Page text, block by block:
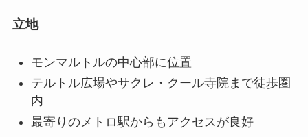
立地
モンマルトルの中心部に位置
テルトル広場やサクレ・クール寺院まで徒歩圏
内
最寄りのメトロ駅からもアクセスが良好